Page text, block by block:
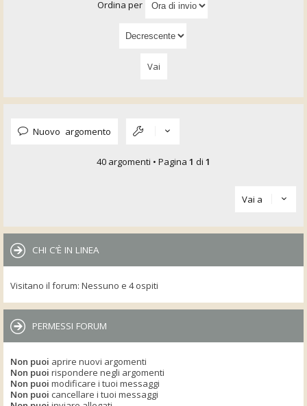
Ordina per
Nuovo argomento
40 argomenti • Pagina 1 di 1
Vai a
CHI C’È IN LINEA
Visitano il forum: Nessuno e 4 ospiti
PERMESSI FORUM
Non puoi aprire nuovi argomenti
Non puoi rispondere negli argomenti
Non puoi modificare i tuoi messaggi
Non puoi cancellare i tuoi messaggi